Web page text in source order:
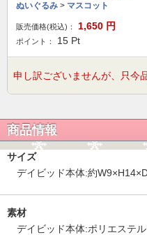
ぬいぐるみ > マスコット
販売価格(税込)： 1,650 円
ポイント： 15 Pt
申し訳ございませんが、只今
商品情報
サイズ
デイビッド本体:約
素材
デイビッド本体:ポリエステル